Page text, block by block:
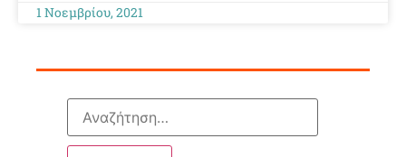
1 Νοεμβρίου, 2021